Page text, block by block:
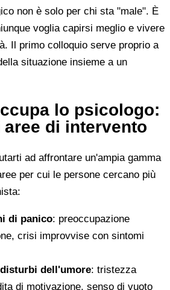
non è solo per chi sta "male". È
voglia capirsi meglio e vivere
Il primo colloquio serve proprio a
situazione insieme a un
lo psicologo:
aree di intervento
ad affrontare un'ampia gamma
per cui le persone cercano più
di panico: preoccupazione
crisi improvvise con sintomi
dell'umore: tristezza
di motivazione, senso di vuoto